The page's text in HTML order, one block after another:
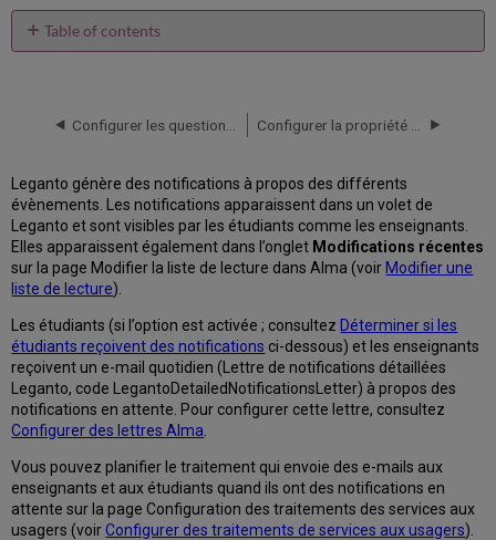
Table of contents
Activer/désactiver
de
notification
pour
les
enseignants
et
étudiants
Traduction
des
notifications
Configurer
l'envoi
notifications
Notifications
campusM
Leganto génère des notifications à propos des différents
évènements. Les notifications apparaissent dans un volet de
Leganto et sont visibles par les étudiants comme les enseignants.
Elles apparaissent également dans l’onglet Modifications récentes
sur la page Modifier la liste de lecture dans Alma (voir Modifier une
liste de lecture).
Les étudiants (si l’option est activée ; consultez Déterminer si les
étudiants reçoivent des notifications ci-dessous) et les enseignants
reçoivent un e-mail quotidien (Lettre de notifications détaillées
Leganto, code LegantoDetailedNotificationsLetter) à propos des
notifications en attente. Pour configurer cette lettre, consultez
Configurer des lettres Alma
Vous pouvez planifier le traitement qui envoie des e-mails aux
enseignants et aux étudiants quand ils ont des notifications en
attente sur la page Configuration des traitements des services aux
usagers (voirConfigurer des traitements de services aux usagers).